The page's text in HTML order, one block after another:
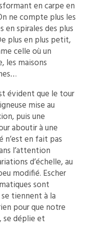
en carpe en
ne compte plus les
en spirales des plus
plus en plus petit,
celle où un
les maisons
évident que le tour
mise au
puis une
aboutir à une
en fait pas
l’attention
d’échelle, au
modifié. Escher
sont
tiennent à la
pour que notre
se déplie et